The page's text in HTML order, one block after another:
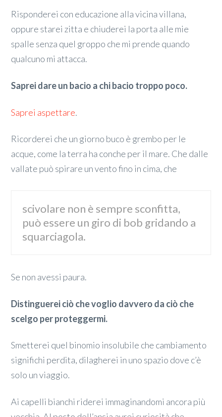
Risponderei con educazione alla vicina villana,
oppure starei zitta e chiuderei la porta alle mie
spalle senza quel groppo che mi prende quando
qualcuno mi attacca.
Saprei dare un bacio a chi bacio troppo poco.
Saprei aspettare.
Ricorderei che un giorno buco è grembo per le
acque, come la terra ha conche per il mare. Che dalle
vallate può spirare un vento fino in cima, che
scivolare non è sempre sconfitta,
può essere un giro di bob gridando a
squarciagola.
Se non avessi paura.
Distinguerei ciò che voglio davvero da ciò che
scelgo per proteggermi.
Smetterei quel binomio insolubile che cambiamento
significhi perdita, dilagherei in uno spazio dove c’è
solo un viaggio.
Ai capelli bianchi riderei immaginandomi ancora più